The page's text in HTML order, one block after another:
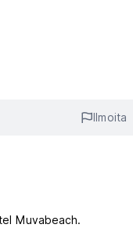
Ilmoita
Muvabeach.